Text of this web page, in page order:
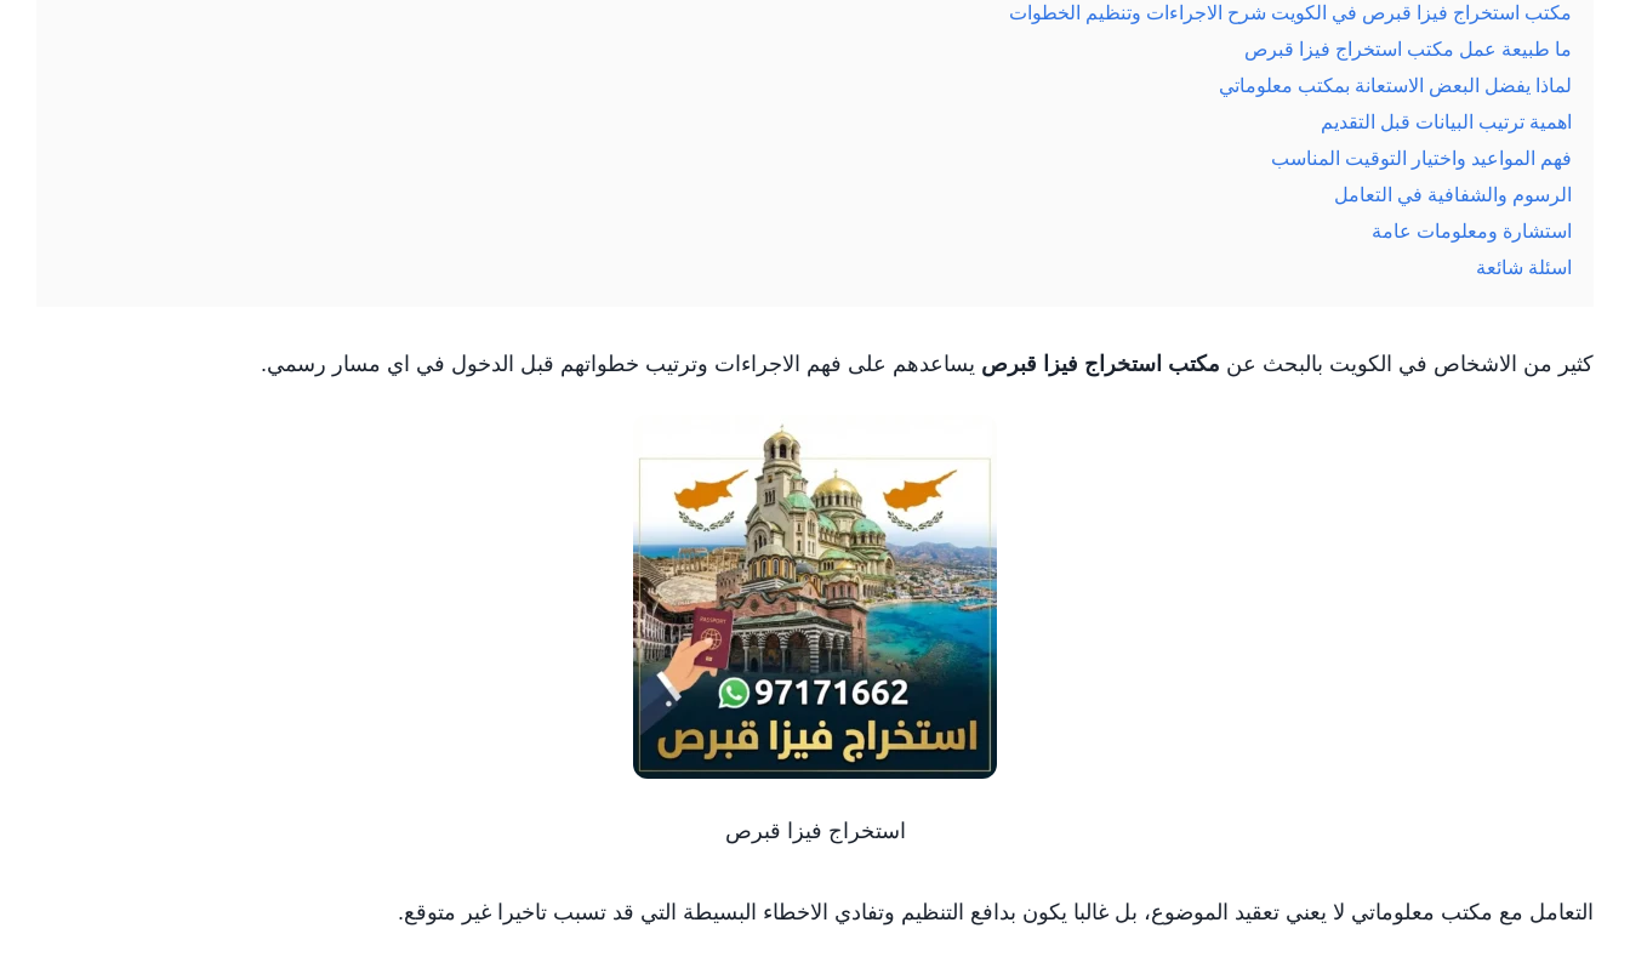
مكتب استخراج فيزا قبرص في الكويت شرح الاجراءات وتنظيم الخطوات
ما طبيعة عمل مكتب استخراج فيزا قبرص
لماذا يفضل البعض الاستعانة بمكتب معلوماتي
اهمية ترتيب البيانات قبل التقديم
فهم المواعيد واختيار التوقيت المناسب
الرسوم والشفافية في التعامل
استشارة ومعلومات عامة
اسئلة شائعة
كثير من الاشخاص في الكويت بالبحث عن مكتب استخراج فيزا قبرص يساعدهم على فهم الاجراءات وترتيب خطواتهم قبل الدخول في اي مسار رسمي.
استخراج فيزا قبرص
التعامل مع مكتب معلوماتي لا يعني تعقيد الموضوع، بل غالبا يكون بدافع التنظيم وتفادي الاخطاء البسيطة التي قد تسبب تاخيرا غير متوقع.